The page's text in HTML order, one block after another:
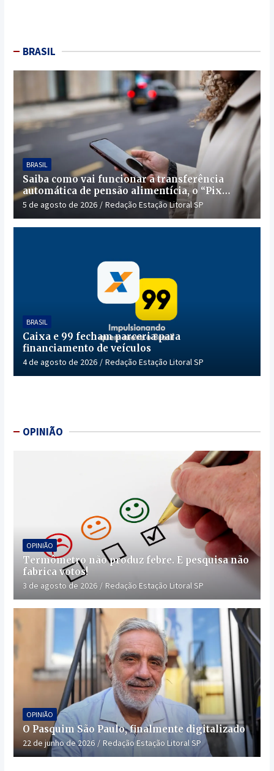
BRASIL
BRASIL
Saiba como vai funcionar a transferência
automática de pensão alimentícia, o “Pix
Pensão”
5 de agosto de 2026 Redação Estação Litoral SP
BRASIL
Caixa e 99 fecham parceria para
financiamento de veículos
4 de agosto de 2026 Redação Estação Litoral SP
OPINIÃO
OPINIÃO
Termômetro não produz febre. E pesquisa não
fabrica votos!
3 de agosto de 2026 Redação Estação Litoral SP
OPINIÃO
O Pasquim São Paulo, finalmente digitalizado
22 de junho de 2026 Redação Estação Litoral SP